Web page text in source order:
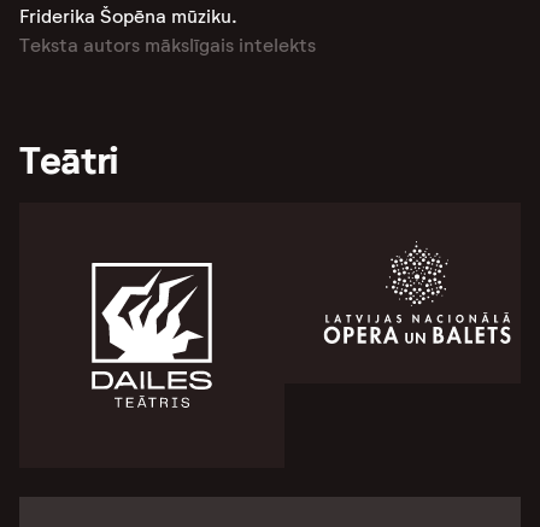
Friderika Šopēna mūziku.
Teksta autors mākslīgais intelekts
Teātri